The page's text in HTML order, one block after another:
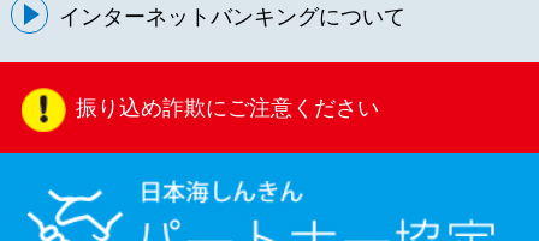
インターネットバンキングについて
振り込め詐欺にご注意ください